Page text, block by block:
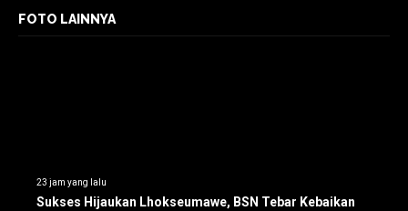
FOTO LAINNYA
23 jam yang lalu
Sukses Hijaukan Lhokseumawe, BSN Tebar Kebaikan